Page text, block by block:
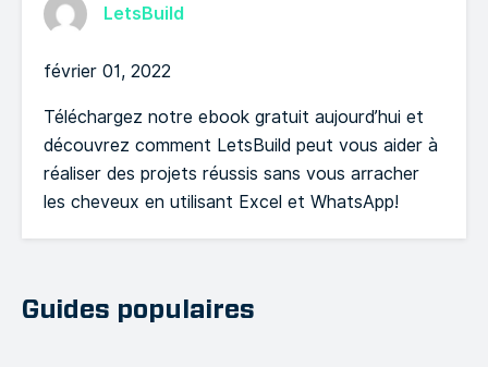
LetsBuild
février 01, 2022
Téléchargez notre ebook gratuit aujourd’hui et
découvrez comment LetsBuild peut vous aider à
réaliser des projets réussis sans vous arracher
les cheveux en utilisant Excel et WhatsApp!
Guides populaires